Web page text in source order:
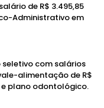
de R$ 3.495,85
Administrativo em
seletivo com salários
alimentação de R$
plano odontológico.